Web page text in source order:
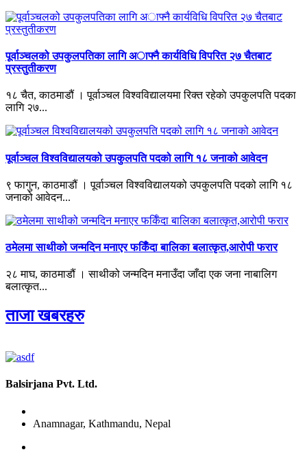
पूर्वाञ्चलको उपकुलपतिका लागि अाफ्नै कार्यविधि विपरित २७ चैतबाट
प्रस्तुतीकरण
१८ चैत, काठमाडौं । पूर्वाञ्चल विश्वविद्यालयमा रिक्त रहेकाे उपकुलपति पदका
लागि २७...
पूर्वाञ्चल विश्वविद्यालयको उपकुलपति पदको लागि १८ जनाको आवेदन
९ फागुन, काठमाडौं । पूर्वाञ्चल विश्वविद्यालयको उपकुलपति पदको लागि १८
जनाको आवेदन...
ठमेलमा साथीको जन्मदिन मनाएर फर्किँदा बालिका बलात्कृत,आरोपी फरार
२८ माघ, काठमाडौं । साथीको जन्मदिन मनाउँदा जाँदा एक जना नाबालिग
बलात्कृत...
ताजा खबरहरु
Balsirjana Pvt. Ltd.
Anamnagar, Kathmandu, Nepal